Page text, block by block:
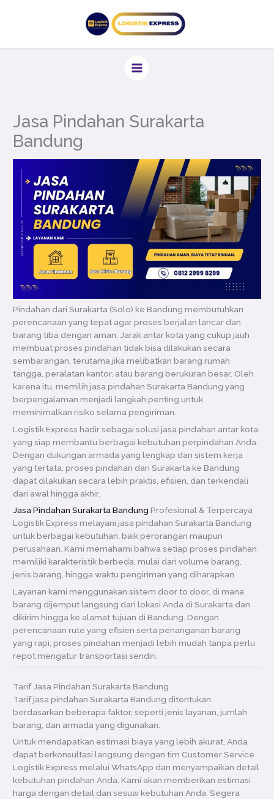
Jasa Pindahan Surakarta
Bandung
Pindahan dari Surakarta (Solo) ke Bandung membutuhkan
perencanaan yang tepat agar proses berjalan lancar dan
barang tiba dengan aman. Jarak antar kota yang cukup jauh
membuat proses pindahan tidak bisa dilakukan secara
sembarangan, terutama jika melibatkan barang rumah
tangga, peralatan kantor, atau barang berukuran besar. Oleh
karena itu, memilih jasa pindahan Surakarta Bandung yang
berpengalaman menjadi langkah penting untuk
meminimalkan risiko selama pengiriman.
Logistik Express hadir sebagai solusi jasa pindahan antar kota
yang siap membantu berbagai kebutuhan perpindahan Anda.
Dengan dukungan armada yang lengkap dan sistem kerja
yang tertata, proses pindahan dari Surakarta ke Bandung
dapat dilakukan secara lebih praktis, efisien, dan terkendali
dari awal hingga akhir.
Jasa Pindahan Surakarta Bandung Profesional & Terpercaya
Logistik Express melayani jasa pindahan Surakarta Bandung
untuk berbagai kebutuhan, baik perorangan maupun
perusahaan. Kami memahami bahwa setiap proses pindahan
memiliki karakteristik berbeda, mulai dari volume barang,
jenis barang, hingga waktu pengiriman yang diharapkan.
Layanan kami menggunakan sistem door to door, di mana
barang dijemput langsung dari lokasi Anda di Surakarta dan
dikirim hingga ke alamat tujuan di Bandung. Dengan
perencanaan rute yang efisien serta penanganan barang
yang rapi, proses pindahan menjadi lebih mudah tanpa perlu
repot mengatur transportasi sendiri.
Tarif Jasa Pindahan Surakarta Bandung
Tarif jasa pindahan Surakarta Bandung ditentukan
berdasarkan beberapa faktor, seperti jenis layanan, jumlah
barang, dan armada yang digunakan.
Untuk mendapatkan estimasi biaya yang lebih akurat, Anda
dapat berkonsultasi langsung dengan tim Customer Service
Logistik Express melalui WhatsApp dan menyampaikan detail
kebutuhan pindahan Anda. Kami akan memberikan estimasi
harga dengan detail dan sesuai kebutuhan Anda. Segera